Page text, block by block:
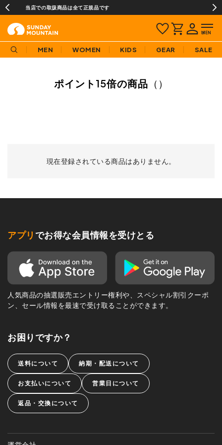
正規品です 熊本地域地震の影響による配送遅延に
MEN WOMEN KIDS GEAR SALE
ポイント15倍の商品 （）
現在登録されている商品はありません。
アプリ でお得な会員情報を受けとる
人気商品の抽選販売エントリー権利や、スペシャル割引クーポ
ン、セール情報を最速で受け取ることができます。
お困りですか？
送料について 納期・配送について
お支払いについて 営業日について
返品・交換について